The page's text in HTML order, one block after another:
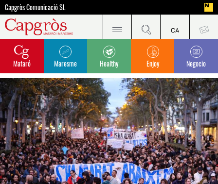
Capgròs Comunicació SL
Mataró Maresme Healthy Enjoy Negocio